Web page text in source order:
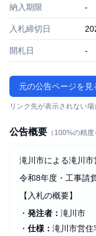
納入期限 -
入札締切日
開札日 -
元の公告ページを
リンク先が表示されない
公告概要 （100%の精
滝川市による滝川
令和8年度・工事請
【入札の概要】
・ 発注者： 滝川市
・ 仕様： 滝川市営住